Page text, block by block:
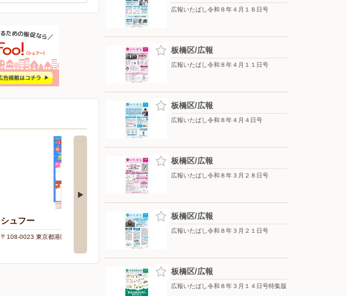
シュフー
〒108-0023 東京都港区芝浦3-19-26 TOPPAN芝浦ビル
広報いたばし令和８年４月１８日号
板橋区/広報
広報いたばし令和８年４月１１日号
板橋区/広報
広報いたばし令和８年４月４日号
板橋区/広報
広報いたばし令和８年３月２８日号
板橋区/広報
広報いたばし令和８年３月２１日号
板橋区/広報
広報いたばし令和８年３月１４日号特集版